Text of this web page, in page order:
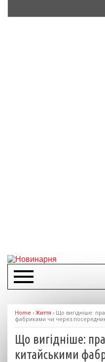
Home › Життя › Що вигідніше:
фабриками чи через
Що вигідніше:
китайськими